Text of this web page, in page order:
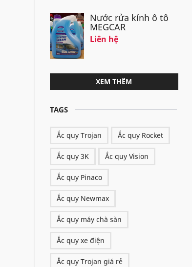
Nước rửa kính ô tô
MEGCAR
Liên hệ
XEM THÊM
TAGS
Ắc quy Trojan Ắc quy Rocket
Ắc quy 3K Ắc quy Vision
Ắc quy Pinaco
Ắc quy Newmax
Ắc quy máy chà sàn
Ắc quy xe điện
Ắc quy Trojan giá rẻ